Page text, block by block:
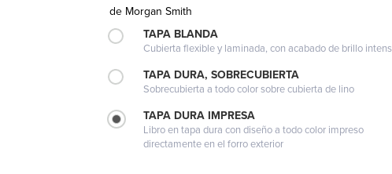
de Morgan Smith
TAPA BLANDA
Cubierta flexible y laminada, con acabado de brillo
TAPA DURA, SOBRECUBIERTA
Sobrecubierta a todo color sobre cubierta de lino
TAPA DURA IMPRESA
Libro en tapa dura con diseño a todo color impreso
directamente en el forro exterior